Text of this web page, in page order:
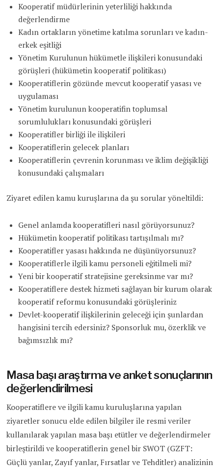
Kooperatif müdürlerinin yeterliliği hakkında
değerlendirme
Kadın ortakların yönetime katılma sorunları ve kadın-
erkek eşitliği
Yönetim Kurulunun hükümetle ilişkileri konusundaki
görüşleri (hükümetin kooperatif politikası)
Kooperatiflerin gözünde mevcut kooperatif yasası ve
uygulaması
Yönetim kurulunun kooperatifin toplumsal
sorumlulukları konusundaki görüşleri
Kooperatifler birliği ile ilişkileri
Kooperatiflerin gelecek planları
Kooperatiflerin çevrenin korunması ve iklim değişikliği
konusundaki çalışmaları
Ziyaret edilen kamu kuruşlarına da şu sorular yöneltildi:
Genel anlamda kooperatifleri nasıl görüyorsunuz?
Hükümetin kooperatif politikası tartışılmalı mı?
Kooperatifler yasası hakkında ne düşünüyorsunuz?
Kooperatiflerle ilgili kamu personeli eğitilmeli mi?
Yeni bir kooperatif stratejisine gereksinme var mı?
Kooperatiflere destek hizmeti sağlayan bir kurum olarak
kooperatif reformu konusundaki görüşleriniz
Devlet-kooperatif ilişkilerinin geleceği için şunlardan
hangisini tercih edersiniz? Sponsorluk mu, özerklik ve
bağımsızlık mı?
Masa başı araştırma ve anket sonuçlarının
değerlendirilmesi
Kooperatiflere ve ilgili kamu kuruluşlarına yapılan
ziyaretler sonucu elde edilen bilgiler ile resmi veriler
kullanılarak yapılan masa başı etütler ve değerlendirmeler
birleştirildi ve kooperatiflerin genel bir SWOT (GZFT:
Güçlü yanlar, Zayıf yanlar, Fırsatlar ve Tehditler) analizinin